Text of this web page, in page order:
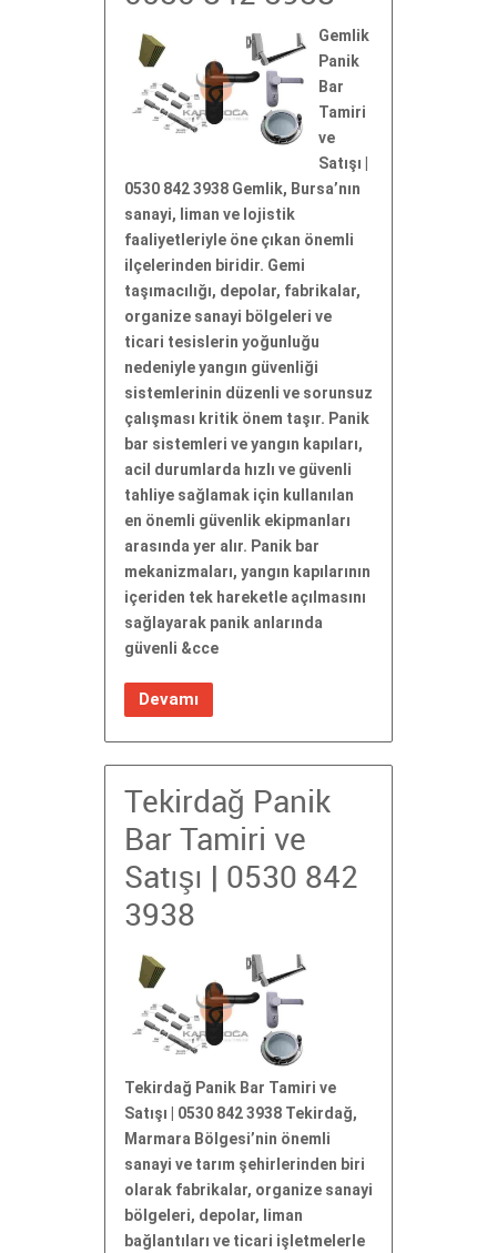
Gemlik
Panik
Bar
Tamiri
ve
Satışı |
0530 842 3938 Gemlik, Bursa’nın
sanayi, liman ve lojistik
faaliyetleriyle öne çıkan önemli
ilçelerinden biridir. Gemi
taşımacılığı, depolar, fabrikalar,
organize sanayi bölgeleri ve
ticari tesislerin yoğunluğu
nedeniyle yangın güvenliği
sistemlerinin düzenli ve sorunsuz
çalışması kritik önem taşır. Panik
bar sistemleri ve yangın kapıları,
acil durumlarda hızlı ve güvenli
tahliye sağlamak için kullanılan
en önemli güvenlik ekipmanları
arasında yer alır. Panik bar
mekanizmaları, yangın kapılarının
içeriden tek hareketle açılmasını
sağlayarak panik anlarında
güvenli &cce
Devamı
Tekirdağ Panik
Bar Tamiri ve
Satışı | 0530 842
3938
Tekirdağ Panik Bar Tamiri ve
Satışı | 0530 842 3938 Tekirdağ,
Marmara Bölgesi’nin önemli
sanayi ve tarım şehirlerinden biri
olarak fabrikalar, organize sanayi
bölgeleri, depolar, liman
bağlantıları ve ticari işletmelerle